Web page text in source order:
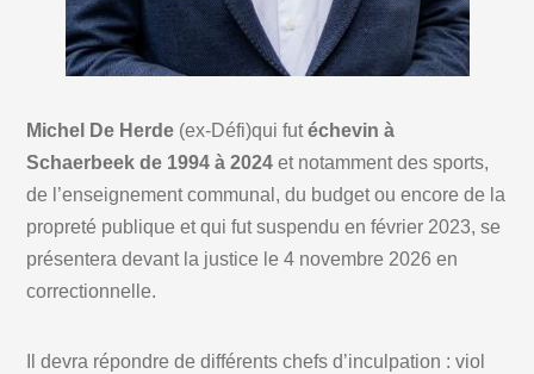
Michel De Herde (ex-Défi)qui futéchevin à
Schaerbeek de 1994 à 2024 et notamment des sports,
de l’enseignement communal, du budget ou encore de la
propreté publique et qui fut suspendu en février 2023, se
présentera devant la justice le 4 novembre 2026 en
correctionnelle.
Il devra répondre de différents chefs d’inculpation : viol